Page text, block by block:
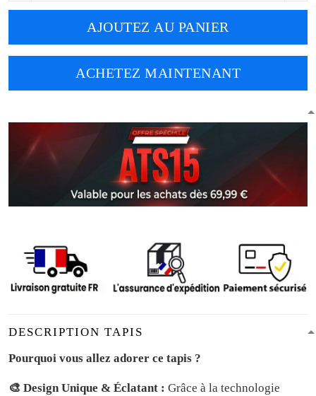
AJOUTEZ AU PANIER
ACHETEZ MAINTENANT
DESCRIPTION TAPIS
Pourquoi vous allez adorer ce tapis ?
🎨 Design Unique & Éclatant : Grâce à la technologie